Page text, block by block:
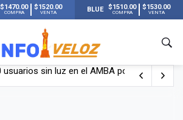
$1470.00
COMPRA
$1520.00
VENTA BLUE $1510.00
COMPRA
$1530.00
VENTA
usuarios sin luz en el AMBA por el temporal
rompió el silencio tras el incidente